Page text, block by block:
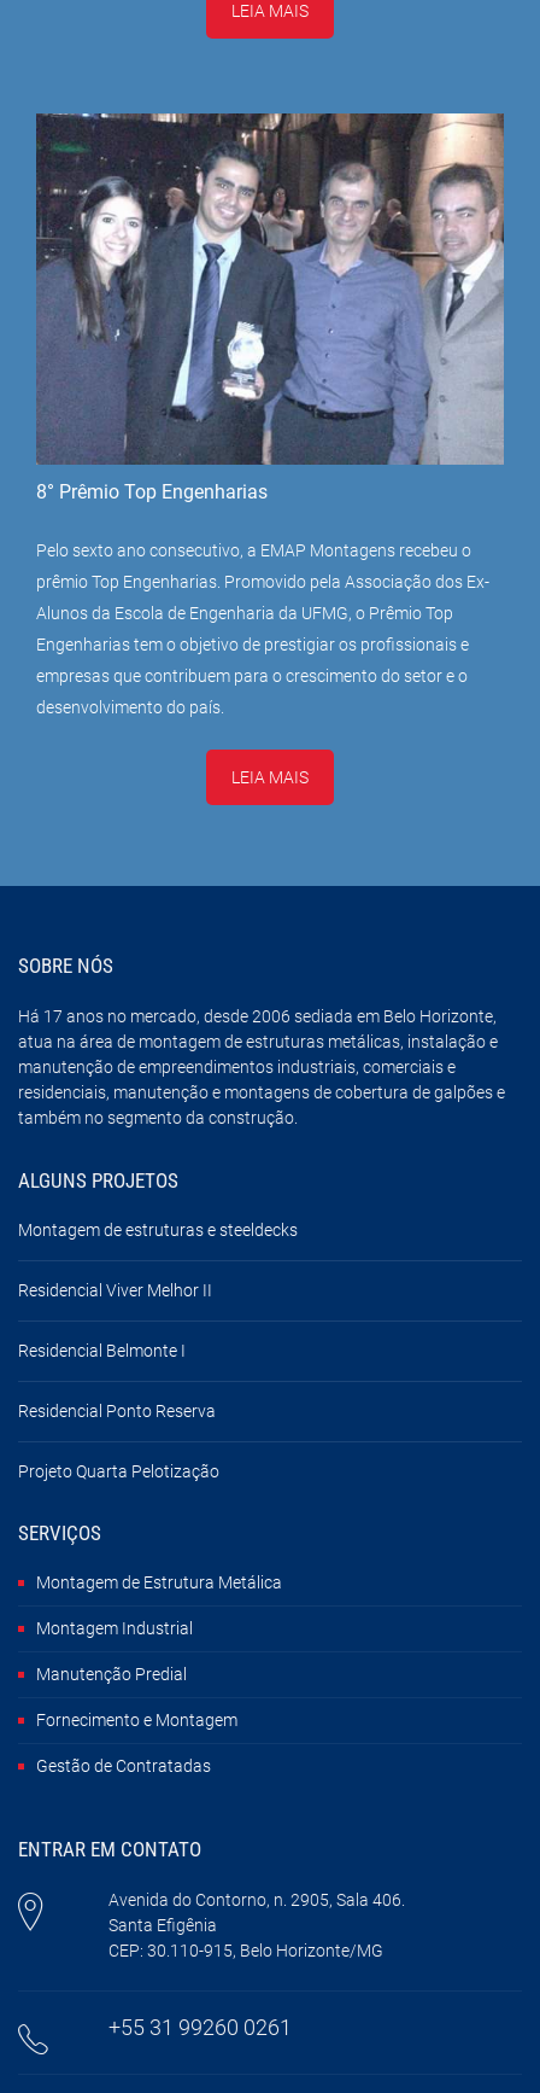
LEIA MAIS
8° Prêmio Top Engenharias
Pelo sexto ano consecutivo, a EMAP Montagens recebeu o
prêmio Top Engenharias. Promovido pela Associação dos Ex-
Alunos da Escola de Engenharia da UFMG, o Prêmio Top
Engenharias tem o objetivo de prestigiar os profissionais e
empresas que contribuem para o crescimento do setor e o
desenvolvimento do país.
LEIA MAIS
SOBRE NÓS
Há 17 anos no mercado, desde 2006 sediada em Belo Horizonte,
atua na área de montagem de estruturas metálicas, instalação e
manutenção de empreendimentos industriais, comerciais e
residenciais, manutenção e montagens de cobertura de galpões e
também no segmento da construção.
ALGUNS PROJETOS
Montagem de estruturas e steeldecks
Residencial Viver Melhor II
Residencial Belmonte I
Residencial Ponto Reserva
Projeto Quarta Pelotização
SERVIÇOS
Montagem de Estrutura Metálica
Montagem Industrial
Manutenção Predial
Fornecimento e Montagem
Gestão de Contratadas
ENTRAR EM CONTATO
Avenida do Contorno, n. 2905, Sala 406.
Santa Efigênia
CEP: 30.110-915, Belo Horizonte/MG
+55 31 99260 0261